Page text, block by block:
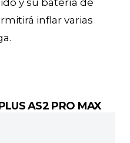
inflar varias
AS2 PRO MAX